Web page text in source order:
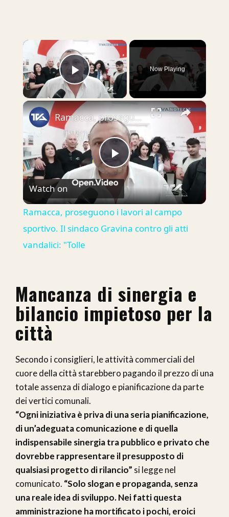
×
Play Video
Now Playing
×
Play
Video
Ramacca, proseguono i lavori al campo sportivo. Il sindaco Gravina contro gli atti vandalici: "Tolle
Watch on
Ramacca, proseguono i lavori al campo
sportivo. Il sindaco Gravina contro gli atti
vandalici: "Tolle
Mancanza di sinergia e
bilancio impietoso per la
città
Secondo i consiglieri, le attività commerciali del
cuore della città starebbero pagando il prezzo di una
totale assenza di dialogo e pianificazione da parte
dei vertici comunali.
“Ogni iniziativa è priva di una seria pianificazione,
di un’adeguata comunicazione e di quella
indispensabile sinergia tra pubblico e privato che
dovrebbe rappresentare il presupposto di
qualsiasi progetto di rilancio” si legge nel
comunicato. “Solo slogan e propaganda, senza
una reale idea di sviluppo. Nei fatti questa
amministrazione ha mortificato i pochi, eroici